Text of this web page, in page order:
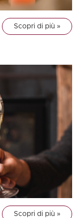
Scopri di più »
Scopri di più »